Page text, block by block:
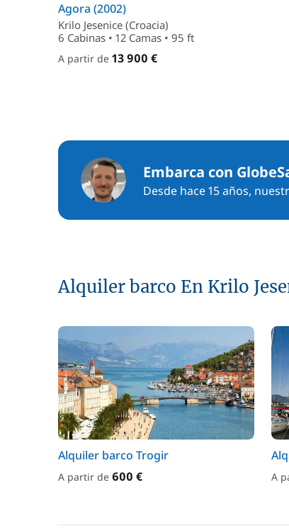
Agora (2002)
Krilo Jesenice (Croacia)
6 Cabinas • 12 Camas • 95 ft
A partir de 13 900 €
Embarca con
Desde hace 15 años,
Alquiler barco En Krilo
Alquiler barco Trogir
A partir de 600 € A